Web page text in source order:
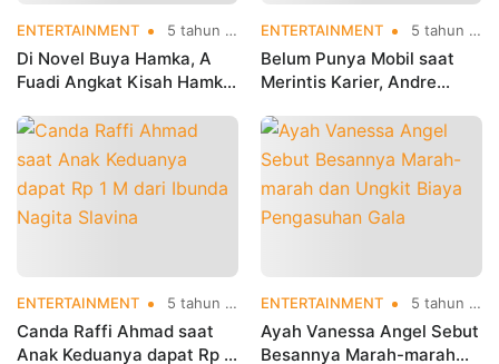
ENTERTAINMENT 5 tahun yang lalu
Di Novel Buya Hamka, A
Fuadi Angkat Kisah Hamka
Haji Rasul
ENTERTAINMENT 5 tahun yang lalu
Belum Punya Mobil saat
Merintis Karier, Andre
Naik Angkot
ENTERTAINMENT 5 tahun yang lalu
Canda Raffi Ahmad saat
Anak Keduanya dapat Rp 1
ENTERTAINMENT 5 tahun yang lalu
Ayah Vanessa Angel Sebut
Besannya Marah-marah